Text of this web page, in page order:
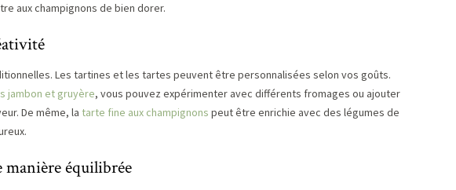
aux champignons de bien dorer.
Les tartines et les tartes peuvent être personnalisées selon vos goûts.
jambon et gruyère, vous pouvez expérimenter avec différents fromages ou ajouter
De même, la tarte fine aux champignons peut être enrichie avec des légumes de
manière équilibrée